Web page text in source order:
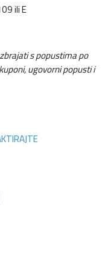
ili E
s popustima po
ugovorni popusti i